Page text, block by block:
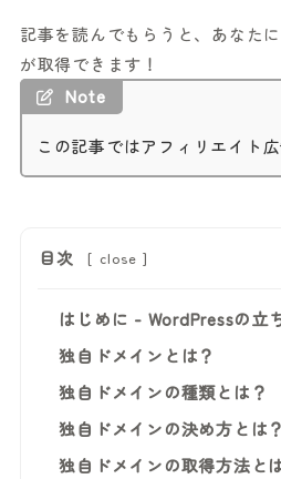
記事を読んでもらうと、あなた
が取得できます！
Note
この記事ではアフィリエイト
目次 [ close ]
はじめに - WordPressの立
独自ドメインとは？
独自ドメインの種類とは？
独自ドメインの決め方とは？
独自ドメインの取得方法と